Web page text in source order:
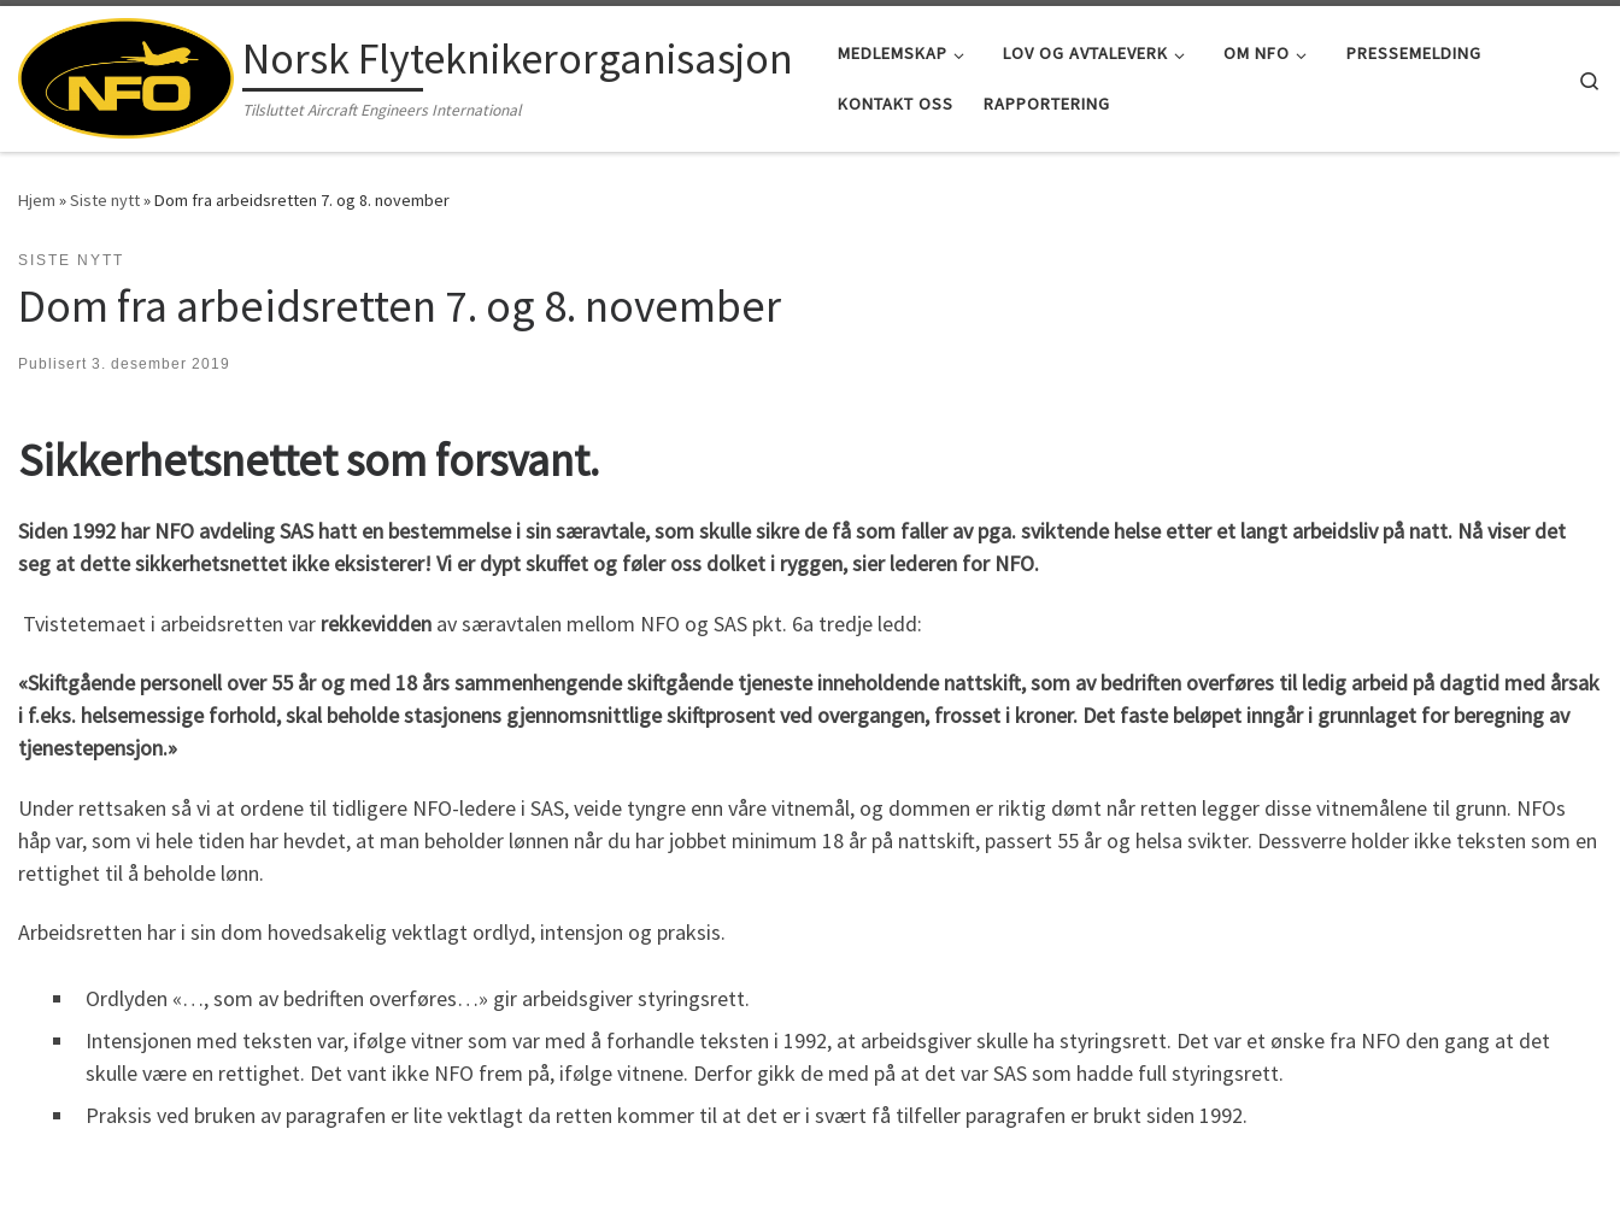
Skip to content Norsk Flyteknikerorganisasjon
Tilsluttet Aircraft Engineers International
MEDLEMSKAP LOV OG AVTALEVERK OM NFO PRESSEMELDING
KONTAKT OSS RAPPORTERING
Hjem »Siste nytt»Dom fra arbeidsretten 7. og 8. november
SISTE NYTT
Dom fra arbeidsretten 7. og 8. november
Publisert 3. desember 2019
Sikkerhetsnettet som forsvant.
Siden 1992 har NFO avdeling SAS hatt en bestemmelse i sin særavtale, som skulle sikre de få som faller av pga. sviktende helse etter et langt arbeidsliv på natt. Nå viser det
seg at dette sikkerhetsnettet ikke eksisterer! Vi er dypt skuffet og føler oss dolket i ryggen, sier lederen for NFO.
Tvistetemaet i arbeidsretten var rekkevidden av særavtalen mellom NFO og SAS pkt. 6a tredje ledd:
«Skiftgående personell over 55 år og med 18 års sammenhengende skiftgående tjeneste inneholdende nattskift, som av bedriften overføres til ledig arbeid på dagtid med årsak
i f.eks. helsemessige forhold, skal beholde stasjonens gjennomsnittlige skiftprosent ved overgangen, frosset i kroner. Det faste beløpet inngår i grunnlaget for beregning av
tjenestepensjon.»
Under rettsaken så vi at ordene til tidligere NFO-ledere i SAS, veide tyngre enn våre vitnemål, og dommen er riktig dømt når retten legger disse vitnemålene til grunn. NFOs
håp var, som vi hele tiden har hevdet, at man beholder lønnen når du har jobbet minimum 18 år på nattskift, passert 55 år og helsa svikter. Dessverre holder ikke teksten som en
rettighet til å beholde lønn.
Arbeidsretten har i sin dom hovedsakelig vektlagt ordlyd, intensjon og praksis.
Ordlyden «…, som av bedriften overføres…» gir arbeidsgiver styringsrett.
Intensjonen med teksten var, ifølge vitner som var med å forhandle teksten i 1992, at arbeidsgiver skulle ha styringsrett. Det var et ønske fra NFO den gang at det
skulle være en rettighet. Det vant ikke NFO frem på, ifølge vitnene. Derfor gikk de med på at det var SAS som hadde full styringsrett.
Praksis ved bruken av paragrafen er lite vektlagt da retten kommer til at det er i svært få tilfeller paragrafen er brukt siden 1992.